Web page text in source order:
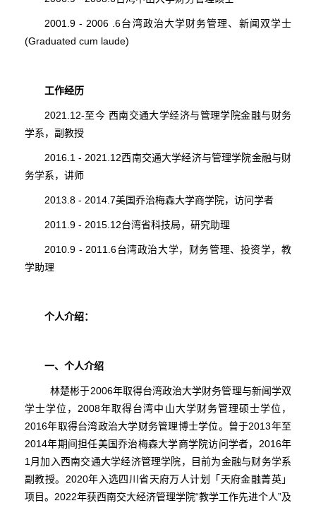
2001.9 - 2006 .6台湾政治大学财务管理、新闻双学士
(Graduated cum laude)
工作经历
2021.12-至今 西南交通大学经济与管理学院金融与财务
学系，副教授
2016.1 - 2021.12西南交通大学经济与管理学院金融与财
务学系，讲师
2013.8 - 2014.7美国乔治梅森大学商学院，访问学者
2011.9 - 2015.12台湾省科技局，研究助理
2010.9 - 2011.6台湾政治大学，财务管理、投资学，教
学助理
个人介绍：
一、个人介绍
林楚彬于2006年取得台湾政治大学财务管理与新闻学双
学士学位，2008年取得台湾中山大学财务管理硕士学位，
2016年取得台湾政治大学财务管理博士学位。曾于2013年至
2014年期间担任美国乔治梅森大学商学院访问学者，2016年
1月加入西南交通大学经济管理学院，目前为金融与财务学系
副教授。2020年入选四川省天府万人计划「天府金融菁英」
项目。2022年获西南交大经济管理学院“教学工作先进个人”及